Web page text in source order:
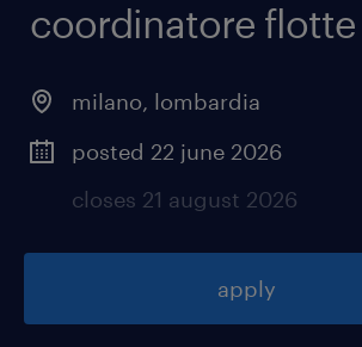
coordinatore
milano, lombardia
posted 22 june 2026
closes 21 august 2026
apply